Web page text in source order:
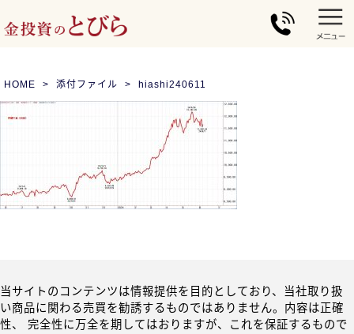
HOME 添付ファイル hiashi240611
当サイトのコンテンツは情報提供を目的としており、当社取り扱
い商品に関わる売買を勧誘するものではありません。内容は正確
性、 完全性に万全を期してはおりますが、これを保証するもので